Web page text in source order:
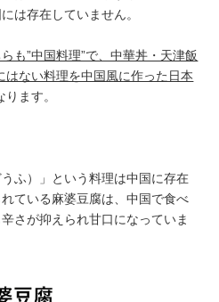
は存在していません。
も”中国料理”で、中華丼・天津飯
はない料理を中国風に作った日本
ます。
ふ）」という料理は中国に存在
ている麻婆豆腐は、中国で食べ
さが抑えられ甘口になっていま